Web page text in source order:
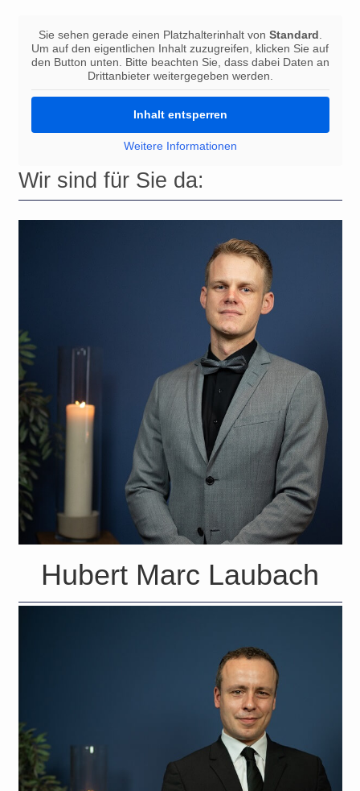
Sie sehen gerade einen Platzhalterinhalt von Standard
Um auf den eigentlichen Inhalt zuzugreifen, klicken Sie auf
den Button unten. Bitte beachten Sie, dass dabei Daten an
Drittanbieter weitergegeben werden.
Inhalt entsperren
Weitere Informationen
Wir sind für Sie da:
Hubert Marc Laubach